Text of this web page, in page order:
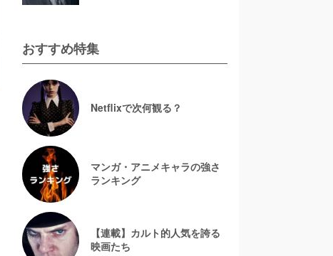
おすすめ特集
Netflixで次何観る？
マンガ・アニメキャラの強さ
ランキング
【連載】カルト的人気を誇る
映画たち